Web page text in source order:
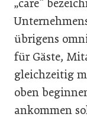
„care“
übrigens
für Gäste,
gleichzeitig
oben
ankommen